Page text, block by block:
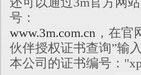
号：
www.3m.com.cn ，在官
伙伴授权证书查询”输
本公司的证书编号：